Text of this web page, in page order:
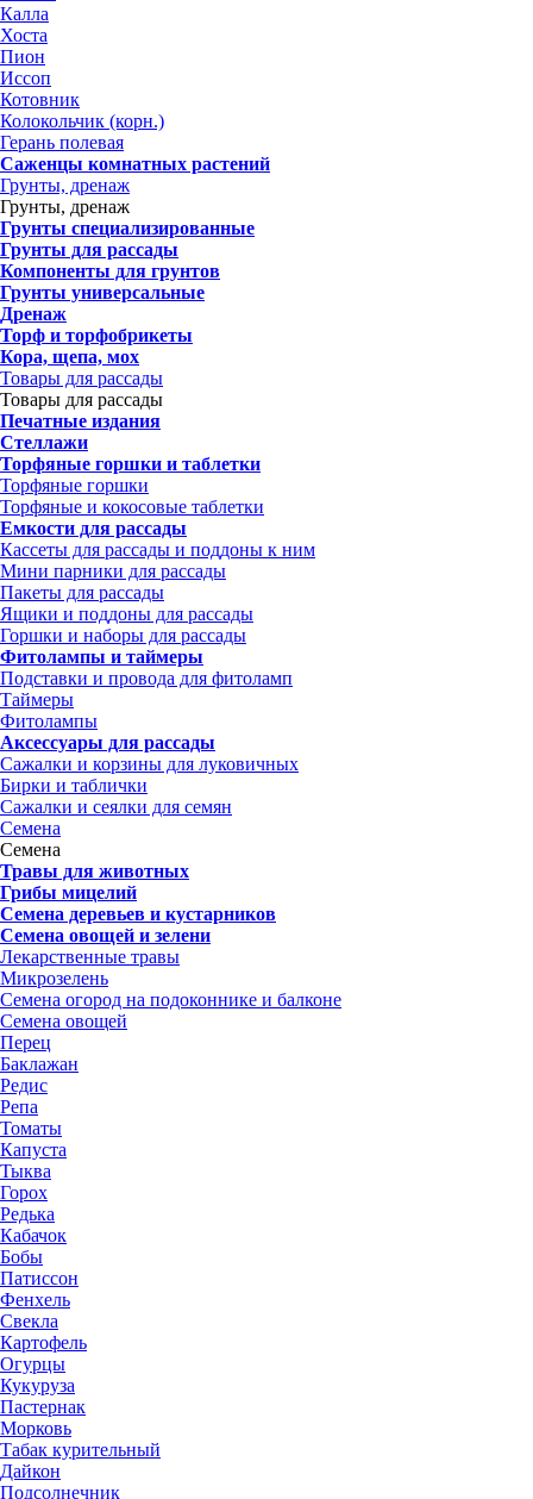
Калла
Хоста
Пион
Иссоп
Котовник
Колокольчик (корн.)
Герань полевая
Саженцы комнатных растений
Грунты, дренаж
Грунты, дренаж
Грунты специализированные
Грунты для рассады
Компоненты для грунтов
Грунты универсальные
Дренаж
Торф и торфобрикеты
Кора, щепа, мох
Товары для рассады
Товары для рассады
Печатные издания
Стеллажи
Торфяные горшки и таблетки
Торфяные горшки
Торфяные и кокосовые таблетки
Емкости для рассады
Кассеты для рассады и поддоны к ним
Мини парники для рассады
Пакеты для рассады
Ящики и поддоны для рассады
Горшки и наборы для рассады
Фитолампы и таймеры
Подставки и провода для фитоламп
Таймеры
Фитолампы
Аксессуары для рассады
Сажалки и корзины для луковичных
Бирки и таблички
Сажалки и сеялки для семян
Семена
Семена
Травы для животных
Грибы мицелий
Семена деревьев и кустарников
Семена овощей и зелени
Лекарственные травы
Микрозелень
Семена огород на подоконнике и балконе
Семена овощей
Перец
Баклажан
Редис
Репа
Томаты
Капуста
Тыква
Горох
Редька
Кабачок
Бобы
Патиссон
Фенхель
Свекла
Картофель
Огурцы
Кукуруза
Пастернак
Морковь
Табак курительный
Дайкон
Подсолнечник